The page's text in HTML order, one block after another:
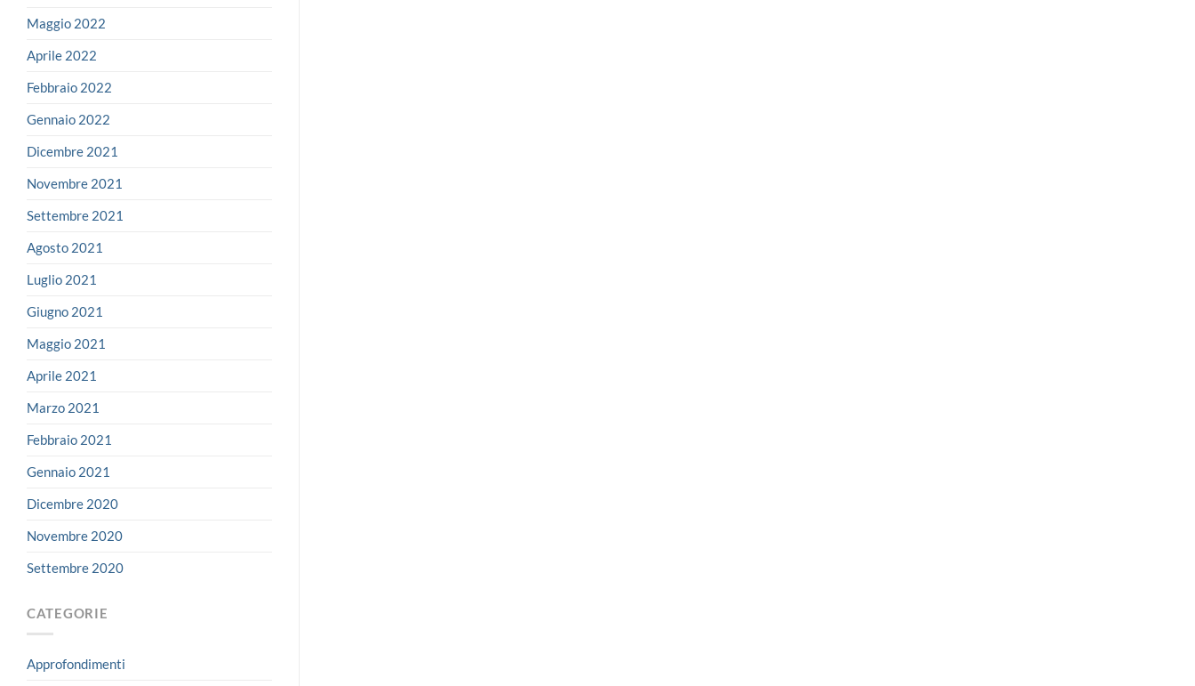
Maggio 2022
Aprile 2022
Febbraio 2022
Gennaio 2022
Dicembre 2021
Novembre 2021
Settembre 2021
Agosto 2021
Luglio 2021
Giugno 2021
Maggio 2021
Aprile 2021
Marzo 2021
Febbraio 2021
Gennaio 2021
Dicembre 2020
Novembre 2020
Settembre 2020
CATEGORIE
Approfondimenti